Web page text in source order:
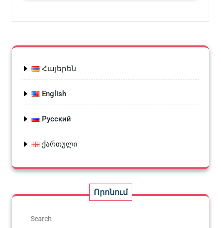
Հայերեն
English
Русский
ქართული
Որոնում